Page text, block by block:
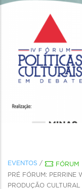
EVENTOS / FÓRUM
PRÉ FÓRUM: PERRINE
PRODUÇÃO